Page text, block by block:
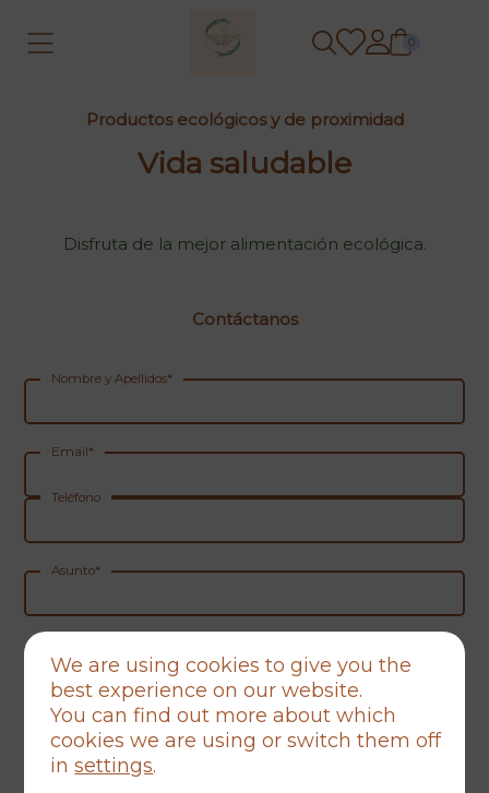
0
Productos ecológicos y de proximidad
Vida saludable
Disfruta de la mejor alimentación ecológica.
Contáctanos
Nombre y Apellidos*
Email*
Teléfono
Asunto*
We are using cookies to give you the
best experience on our website.
You can find out more about which
cookies we are using or switch them off
insettings.